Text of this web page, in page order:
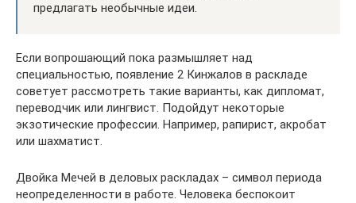
предлагать необычные идеи.
Если вопрошающий пока размышляет над
специальностью, появление 2 Кинжалов в раскладе
советует рассмотреть такие варианты, как дипломат,
переводчик или лингвист. Подойдут некоторые
экзотические профессии. Например, рапирист, акробат
или шахматист.
Двойка Мечей в деловых раскладах – символ периода
неопределенности в работе. Человека беспокоит